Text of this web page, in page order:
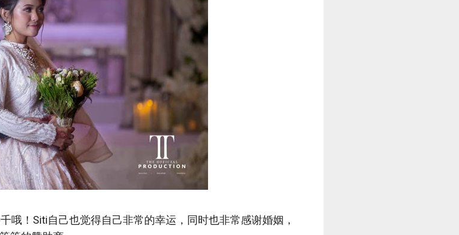
哦！Siti自己也觉得自己非常的幸运，同时也非常感谢婚姻，